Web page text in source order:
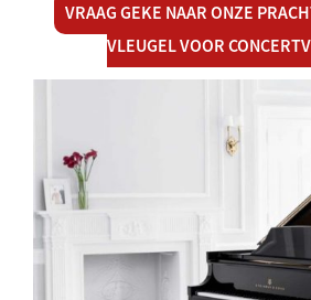
VRAAG GEKE NAAR ONZE
VLEUGEL VOOR